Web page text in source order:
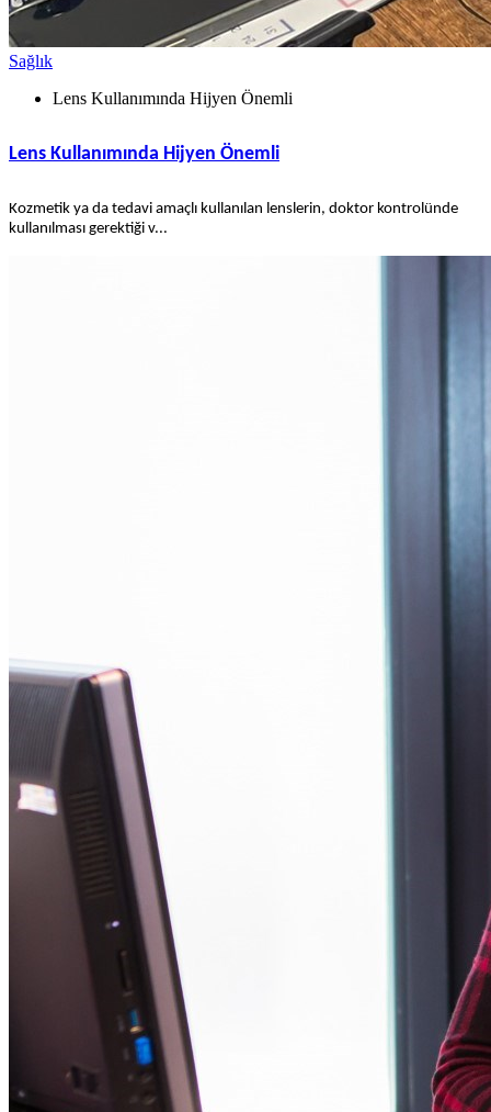
Sağlık
Lens Kullanımında Hijyen Önemli
Lens Kullanımında Hijyen Önemli
Kozmetik ya da tedavi amaçlı kullanılan lenslerin, doktor kontrolünde
kullanılması gerektiği v...